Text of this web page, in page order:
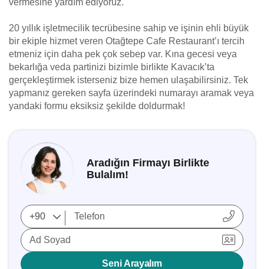
vermesine yardım ediyoruz.
20 yıllık işletmecilik tecrübesine sahip ve işinin ehli büyük
bir ekiple hizmet veren Otağtepe Cafe Restaurant’ı tercih
etmeniz için daha pek çok sebep var. Kına gecesi veya
bekarlığa veda partinizi bizimle birlikte Kavacık’ta
gerçekleştirmek isterseniz bize hemen ulaşabilirsiniz. Tek
yapmanız gereken sayfa üzerindeki numarayı aramak veya
yandaki formu eksiksiz şekilde doldurmak!
Aradığın Firmayı Birlikte
Bulalım!
Ad Soyad
Seni Arayalım